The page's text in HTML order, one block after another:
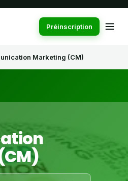
Préinscription
Marketing (CM)